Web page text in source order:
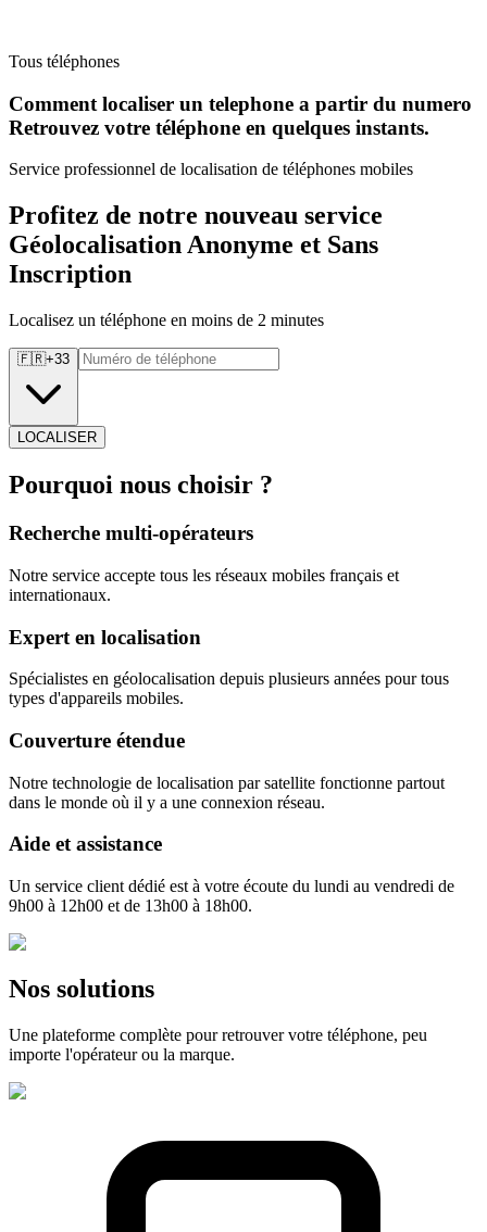
Tous téléphones
Comment localiser un telephone a partir du numero
Retrouvez votre téléphone en quelques instants.
Service professionnel de localisation de téléphones mobiles
Profitez de notre nouveau service
Géolocalisation Anonyme et Sans
Inscription
Localisez un téléphone en moins de 2 minutes
🇫🇷+33
LOCALISER
Pourquoi nous choisir ?
Recherche multi-opérateurs
Notre service accepte tous les réseaux mobiles français et
internationaux.
Expert en localisation
Spécialistes en géolocalisation depuis plusieurs années pour tous
types d'appareils mobiles.
Couverture étendue
Notre technologie de localisation par satellite fonctionne partout
dans le monde où il y a une connexion réseau.
Aide et assistance
Un service client dédié est à votre écoute du lundi au vendredi de
9h00 à 12h00 et de 13h00 à 18h00.
Nos solutions
Une plateforme complète pour retrouver votre téléphone, peu
importe l'opérateur ou la marque.